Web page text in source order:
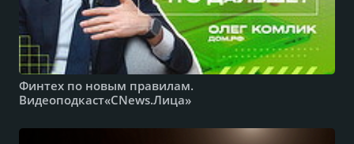
Финтех по новым правилам.
Видеоподкаст«CNews.Лица»